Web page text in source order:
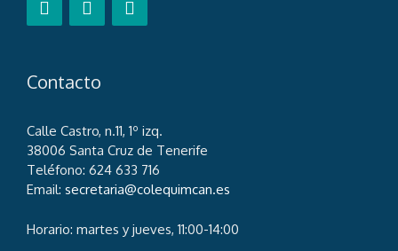
Contacto
Calle Castro, n.11, 1º izq.
38006 Santa Cruz de Tenerife
Teléfono: 624 633 716
Email: secretaria@colequimcan.es
Horario: martes y jueves, 11:00-14:00